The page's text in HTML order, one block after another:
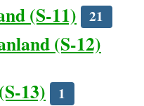
(S-11) 21
(S-12)
13) 1